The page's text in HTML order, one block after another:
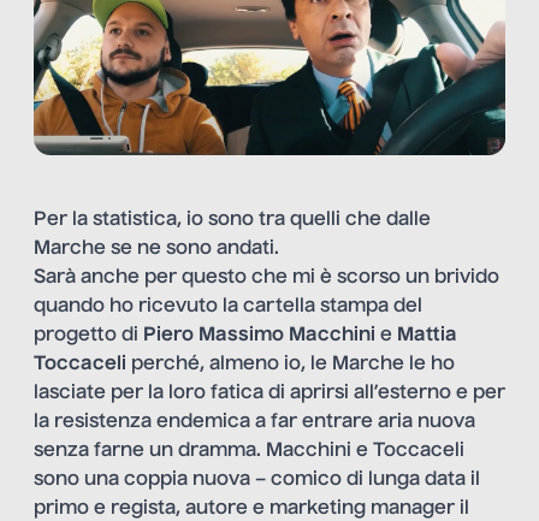
Per la statistica, io sono tra quelli che dalle
Marche se ne sono andati.
Sarà anche per questo che mi è scorso un brivido
quando ho ricevuto la cartella stampa del
progetto di Piero Massimo Macchini e Mattia
Toccaceli perché, almeno io, le Marche le ho
lasciate per la loro fatica di aprirsi all’esterno e per
la resistenza endemica a far entrare aria nuova
senza farne un dramma. Macchini e Toccaceli
sono una coppia nuova – comico di lunga data il
primo e regista, autore e marketing manager il